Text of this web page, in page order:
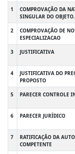
1
COMPROVAÇÃO DA
SINGULAR DO OBJETO.
2
COMPROVAÇÃO DE
ESPECIALIZACAO
3 JUSTIFICATIVA
4
JUSTIFICATIVA DO
PROPOSTO
5 PARECER CONTROLE
6 PARECER JURÍDICO
7
RATIFICAÇÃO DA
COMPETENTE